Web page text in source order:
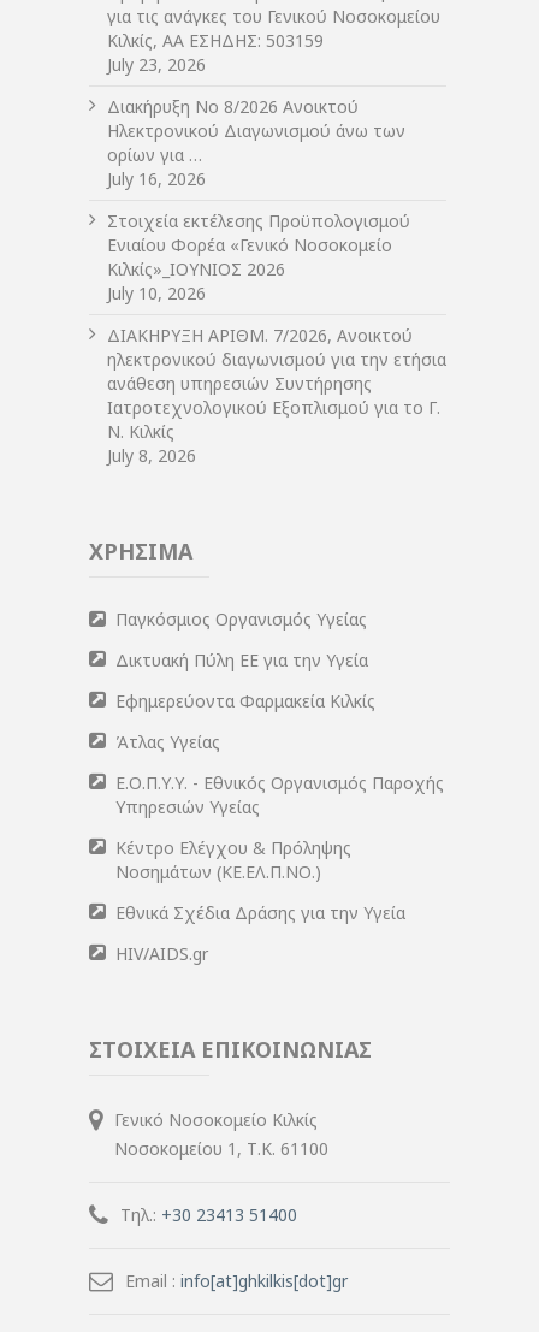
για τις ανάγκες του Γενικού Νοσοκομείου
Κιλκίς, ΑΑ ΕΣΗΔΗΣ: 503159
July 23, 2026
Διακήρυξη Νο 8/2026 Ανοικτού
Ηλεκτρονικού Διαγωνισμού άνω των
ορίων για …
July 16, 2026
Στοιχεία εκτέλεσης Προϋπολογισμού
Ενιαίου Φορέα «Γενικό Νοσοκομείο
Κιλκίς»_ΙΟΥΝΙΟΣ 2026
July 10, 2026
ΔIΑΚΗΡΥΞΗ ΑΡIΘΜ. 7/2026, Ανοικτού
ηλεκτρονικού διαγωνισμού για την ετήσια
ανάθεση υπηρεσιών Συντήρησης
Ιατροτεχνολογικού Εξοπλισμού για το Γ.
Ν. Κιλκίς
July 8, 2026
ΧΡΗΣΙΜΑ
Παγκόσμιος Οργανισμός Υγείας
Δικτυακή Πύλη ΕΕ για την Υγεία
Εφημερεύοντα Φαρμακεία Κιλκίς
Άτλας Υγείας
Ε.Ο.Π.Υ.Υ. - Εθνικός Οργανισμός Παροχής
Υπηρεσιών Υγείας
Κέντρο Ελέγχου & Πρόληψης
Νοσημάτων (ΚΕ.ΕΛ.Π.ΝΟ.)
Εθνικά Σχέδια Δράσης για την Υγεία
HIV/AIDS.gr
ΣΤΟΙΧΕΙΑ ΕΠΙΚΟΙΝΩΝΙΑΣ
Γενικό Νοσοκομείο Κιλκίς
Νοσοκομείου 1, Τ.Κ. 61100
Τηλ.: +30 23413 51400
Email : info[at]ghkilkis[dot]gr